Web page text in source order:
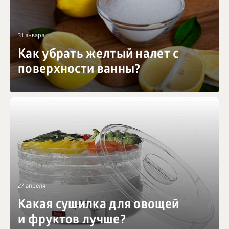
31 января
Как убрать желтый налет с
поверхности ванны?
27 апреля
Какая сушилка для овощей
и фруктов лучше?